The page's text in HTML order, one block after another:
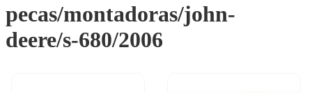
pecas/montadoras/john-
deere/s-680/2006